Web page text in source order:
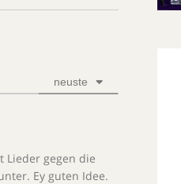
neuste
Lieder gegen die
Ey guten Idee.